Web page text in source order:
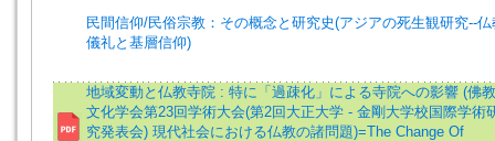
民間信仰/民俗宗教：その概念と研究史(アジアの死生観研究--仏
儀礼と基層信仰)
地域変動と仏教寺院 : 特に「過疎化」による寺院への影響 (佛教
文化学会第23回学術大会(第2回大正大学 - 金剛大学校国際学術
究発表会) 現代社会における仏教の諸問題)=The Change Of